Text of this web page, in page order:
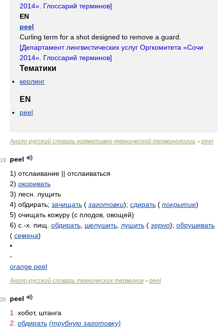
2014». Глоссарий терминов]
EN
peel
Curling term for a shot designed to remove a guard.
[Департамент лингвистических услуг Оргкомитета «Сочи
2014». Глоссарий терминов]
Тематики
керлинг
EN
peel
Англо-русский словарь нормативно-технической терминологии > peel
19
peel
1) отслаивание || отслаиваться
2) окоривать
3) лесн. лущить
4) обдирать; зачищать ( заготовки); сдирать ( покрытие)
5) очищать кожуру (с плодов, овощей)
6) с.-х. пищ. обдирать шелушить лущить ( зерно); обрушивать
( семена)
•
-
orange peel
Англо-русский словарь технических терминов > peel
20
peel
1.
хобот, штанга
2. обдирать (трубную заготовку)